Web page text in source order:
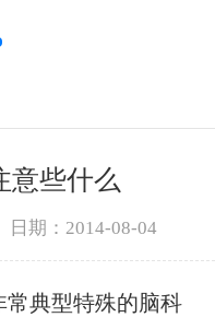
意些什么
日期：2014-08-04
常典型特殊的脑科